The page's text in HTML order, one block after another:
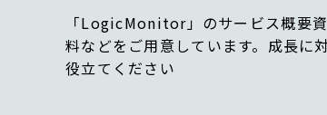
「LogicMonitor」のサービス概要
料などをご用意しています。成長に
役立てください